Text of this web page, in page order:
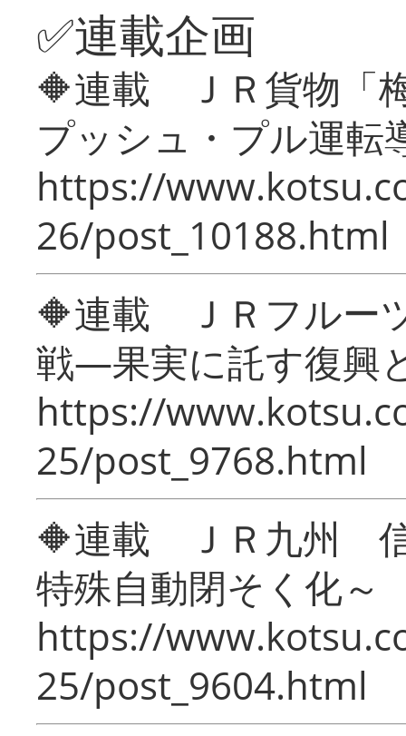
✅連載企画
🔶連載 ＪＲ貨物「
プッシュ・プル運転
https://
26/post_10188.html
🔶連載 ＪＲフルー
戦―果実に託す復興
https://
25/post_9768.html
🔶連載 ＪＲ九州 信
特殊自動閉そく化～
https://
25/post_9604.html